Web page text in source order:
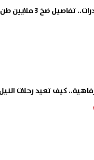
يعيد مصر لواجهة
كيف تعيد رحلات